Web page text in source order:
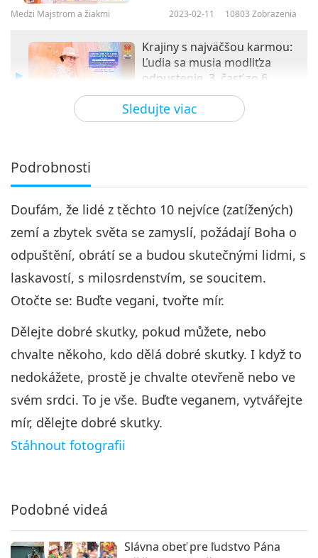
Sledujte viac
Medzi Majstrom a žiakmi 2023-02-11 10803 Zobrazenia
Krajiny s najväčšou karmou:
Ľudia sa musia modliťza
odpustenie, 3. časť zo 6
Medzi Majstrom a žiakmi 2023-02-12 9019
4
29:51
6
Medzi Majstrom a žiakmi 2023-02-13 7825Zobrazenia
5
Krajiny s najväčšou
karmou:Ľudia sa musia
modliťza odpustenie, 5. časť zo
Krajiny s najväčšou
karmou:Ľudia sa musia
modliťza odpustenie, 6. časť zo
Medzi Majstrom a žiakmi 2023-02-15 9279Zobrazenia
Podrobnosti
Doufám, že lidé z těchto 10 nejvíce (zatížených)
zemí a zbytek světa se zamyslí, požádají Boha o
odpuštění, obrátí se a budou skutečnými lidmi, s
laskavostí, s milosrdenstvím, se soucitem.
Otočte se: Buďte vegani, tvořte mír.
Dělejte dobré skutky, pokud můžete, nebo
chvalte někoho, kdo dělá dobré skutky. I když to
nedokážete, prostě je chvalte otevřeně nebo ve
svém srdci. To je vše. Buďte veganem, vytvářejte
mír, dělejte dobré skutky.
Stáhnout fotografii
Podobné videá
Slávna obeť pre ľudstvo Pána